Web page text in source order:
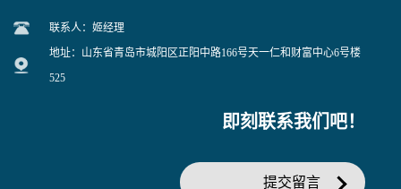
联系人：姬经理
地址：山东省青岛市城阳区正阳中路166号天一仁和财富中心6号楼
525
即刻联系我们吧！
提交留言